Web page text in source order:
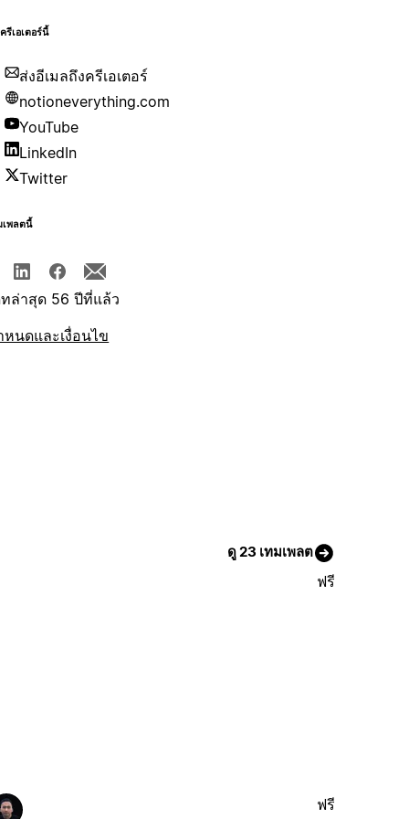
รีเอเตอร์นี้
ส่งอีเมลถึงครีเอเตอร์
notioneverything.com
YouTube
LinkedIn
Twitter
เพลตนี้
ทล่าสุด 56 ปีที่แล้ว
นดและเงื่อนไข
ดู 23 เทมเพลต
ฟรี
ฟรี